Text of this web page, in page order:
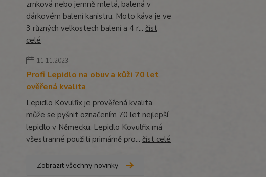
zrnková nebo jemně mletá, balená v
dárkovém balení kanistru. Moto káva je ve
3 různých velkostech balení a 4 r... číst
celé
11.11.2023
Profi Lepidlo na obuv a kůži 70 let
ověřená kvalita
Lepidlo Kövulfix je prověřená kvalita,
může se pyšnit označením 70 let nejlepší
lepidlo v Německu. Lepidlo Kovulfix má
všestranné použití primárně pro... číst celé
Zobrazit všechny novinky